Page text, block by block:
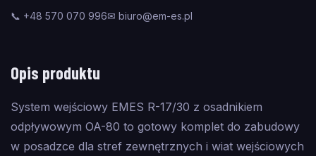
📞 +48 570 070 996✉ biuro@em-es.pl
Opis produktu
System wejściowy EMES R-17/30 z osadnikiem
odpływowym OA-80 to gotowy komplet do zabudowy
w posadzce dla stref zewnętrznych i wiat wejściowych